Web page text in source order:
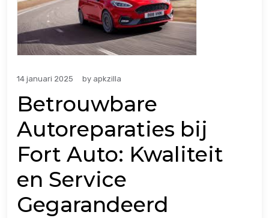
14 januari 2025 by apkzilla
Betrouwbare
Autoreparaties bij
Fort Auto: Kwaliteit
en Service
Gegarandeerd